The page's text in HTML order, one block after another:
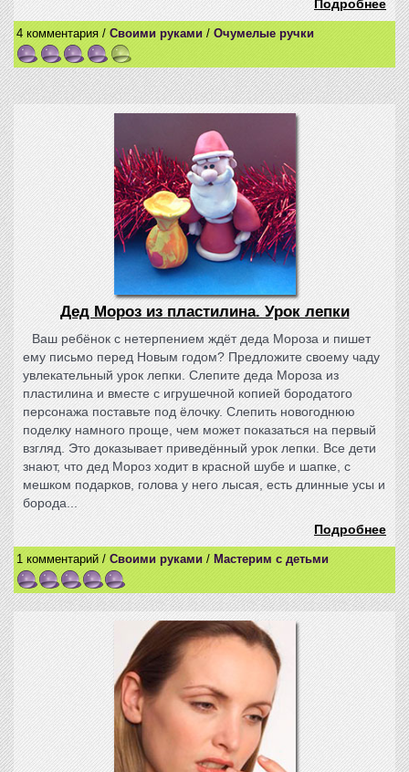
Подробнее
4 комментария / Своими руками / Очумелые ручки
Дед Мороз из пластилина. Урок лепки
Ваш ребёнок с нетерпением ждёт деда Мороза и пишет
ему письмо перед Новым годом? Предложите своему чаду
увлекательный урок лепки. Слепите деда Мороза из
пластилина и вместе с игрушечной копией бородатого
персонажа поставьте под ёлочку. Слепить новогоднюю
поделку намного проще, чем может показаться на первый
взгляд. Это доказывает приведённый урок лепки. Все дети
знают, что дед Мороз ходит в красной шубе и шапке, с
мешком подарков, голова у него лысая, есть длинные усы и
борода...
Подробнее
1 комментарий / Своими руками / Мастерим с детьми